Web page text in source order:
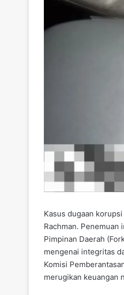
Kasus dugaan
Rachman. Penemuan
Pimpinan Daerah
mengenai integritas
Komisi
merugikan keuangan